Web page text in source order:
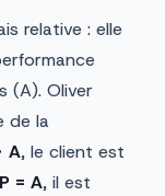
relative : elle
(A). Oliver
de la
A, le client est
P = A, il est